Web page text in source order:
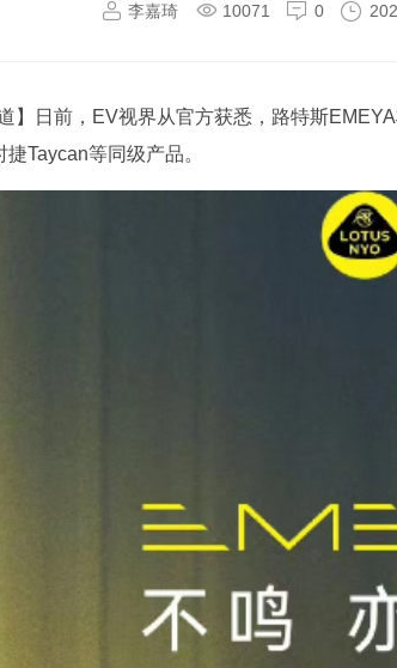
李嘉琦 10071 0
】日前，EV视界从官方获悉，路特斯
Taycan等同级产品。